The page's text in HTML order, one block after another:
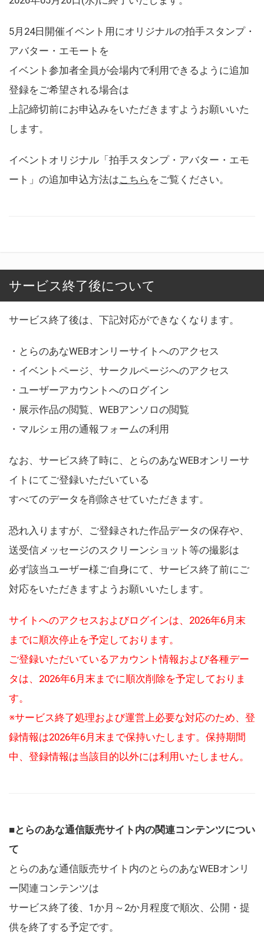
5月24日開催イベント用にオリジナルの拍手スタンプ・
アバター・エモートを
イベント参加者全員が会場内で利用できるように追加
登録をご希望される場合は
上記締切前にお申込みをいただきますようお願いいた
します。
イベントオリジナル「拍手スタンプ・アバター・エモ
ート」の追加申込方法はこちら をご覧ください。
サービス終了後について
サービス終了後は、下記対応ができなくなります。
・とらのあなWEBオンリーサイトへのアクセス
・イベントページ、サークルページへのアクセス
・ユーザーアカウントへのログイン
・展示作品の閲覧、WEBアンソロの閲覧
・マルシェ用の通報フォームの利用
なお、サービス終了時に、とらのあなWEBオンリーサ
イトにてご登録いただいている
すべてのデータを削除させていただきます。
恐れ入りますが、ご登録された作品データの保存や、
送受信メッセージのスクリーンショット等の撮影は
必ず該当ユーザー様ご自身にて、サービス終了前にご
対応をいただきますようお願いいたします。
サイトへのアクセスおよびログインは、2026年6月末
までに順次停止を予定しております。
ご登録いただいているアカウント情報および各種デー
タは、2026年6月末までに順次削除を予定しておりま
す。
※サービス終了処理および運営上必要な対応のため、登
録情報は2026年6月末まで保持いたします。保持期間
中、登録情報は当該目的以外には利用いたしません。
■とらのあな通信販売サイト内の関連コンテンツについ
て
とらのあな通信販売サイト内のとらのあなWEBオンリ
ー関連コンテンツは
サービス終了後、1か月～2か月程度で順次、公開・提
供を終了する予定です。